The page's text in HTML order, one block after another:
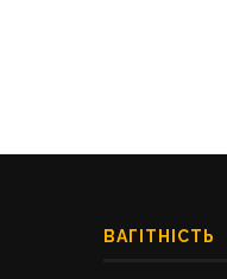
ВАГІТНІСТЬ